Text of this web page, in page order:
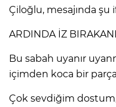
Çiloğlu, mesajında şu
ARDINDA İZ
Bu sabah uyanır
içimden koca bir
Çok sevdiğim